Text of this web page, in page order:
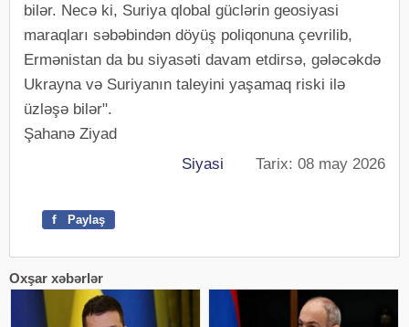
bilər. Necə ki, Suriya qlobal güclərin geosiyasi
maraqları səbəbindən döyüş poliqonuna çevrilib,
Ermənistan da bu siyasəti davam etdirsə, gələcəkdə
Ukrayna və Suriyanın taleyini yaşamaq riski ilə
üzləşə bilər".
Şahanə Ziyad
Siyasi Tarix: 08 may 2026
f Paylaş
Oxşar xəbərlər